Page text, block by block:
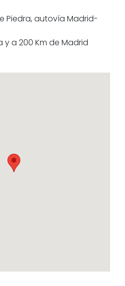
Piedra, autovía Madrid-
y a 200 Km de Madrid